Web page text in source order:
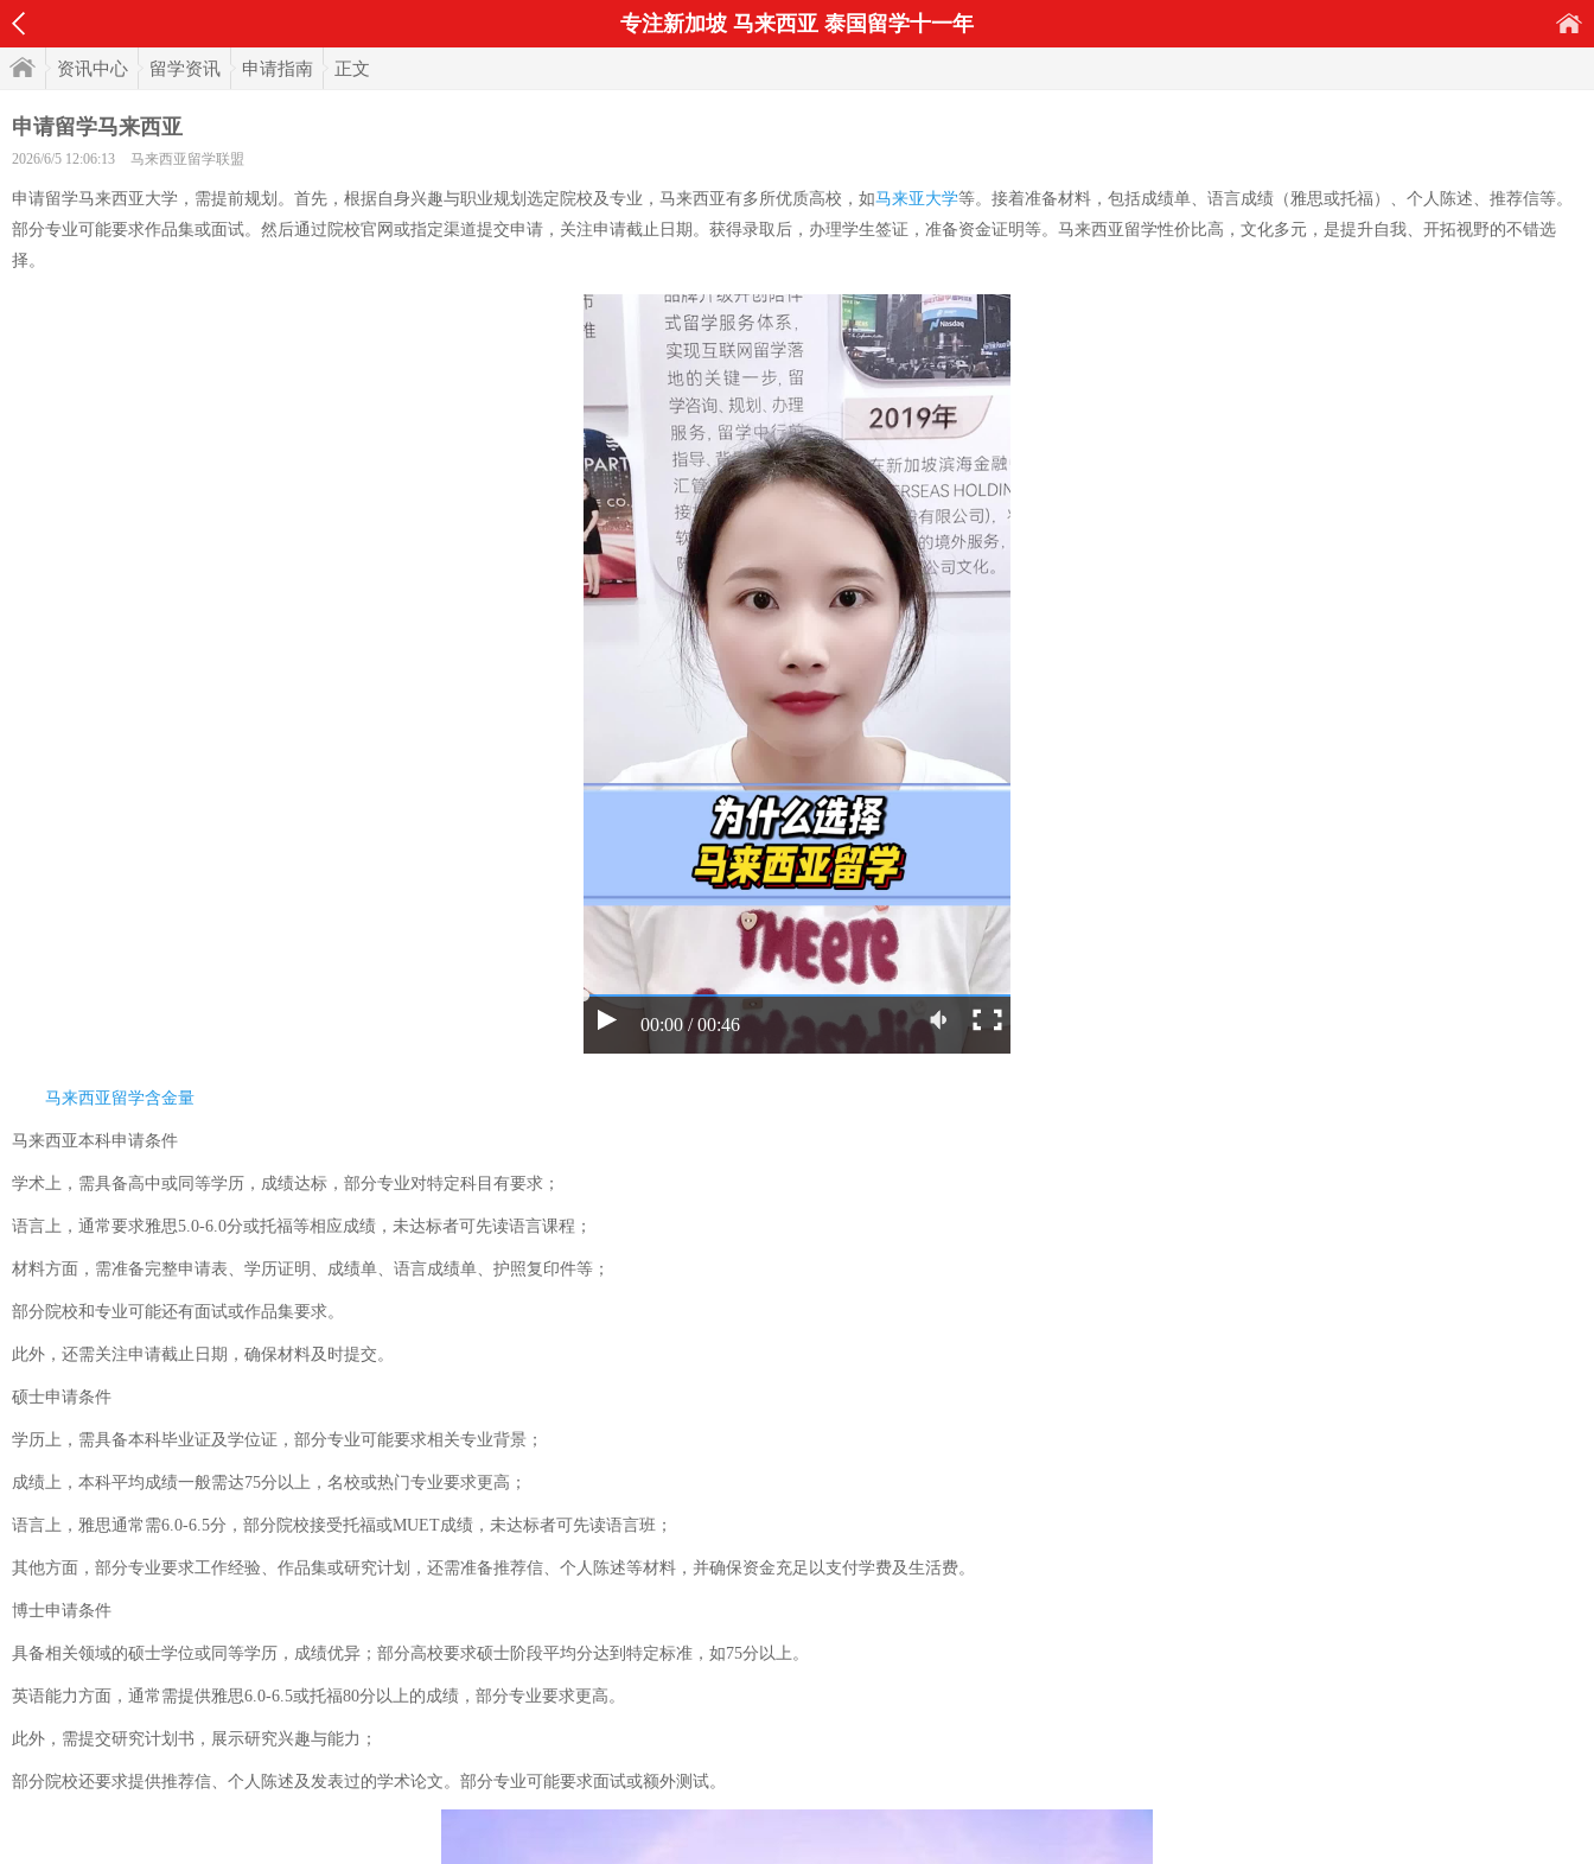
专注新加坡 马来西亚 泰国留学十一年
资讯中心 留学资讯 申请指南 正文
申请留学马来西亚
2026/6/5 12:06:13 马来西亚留学联盟
申请留学马来西亚大学，需提前规划。首先，根据自身兴趣与职业规划选定院校及专业，马来西亚有多所优质高校，如马来亚大学等。接着准备材料，包括成绩单、语言成绩（雅思或托福）、个人陈述、推荐信等。
部分专业可能要求作品集或面试。然后通过院校官网或指定渠道提交申请，关注申请截止日期。获得录取后，办理学生签证，准备资金证明等。马来西亚留学性价比高，文化多元，是提升自我、开拓视野的不错选
择。
00:00 / 00:46
马来西亚留学含金量
马来西亚本科申请条件
学术上，需具备高中或同等学历，成绩达标，部分专业对特定科目有要求；
语言上，通常要求雅思5.0-6.0分或托福等相应成绩，未达标者可先读语言课程；
材料方面，需准备完整申请表、学历证明、成绩单、语言成绩单、护照复印件等；
部分院校和专业可能还有面试或作品集要求。
此外，还需关注申请截止日期，确保材料及时提交。
硕士申请条件
学历上，需具备本科毕业证及学位证，部分专业可能要求相关专业背景；
成绩上，本科平均成绩一般需达75分以上，名校或热门专业要求更高；
语言上，雅思通常需6.0-6.5分，部分院校接受托福或MUET成绩，未达标者可先读语言班；
其他方面，部分专业要求工作经验、作品集或研究计划，还需准备推荐信、个人陈述等材料，并确保资金充足以支付学费及生活费。
博士申请条件
具备相关领域的硕士学位或同等学历，成绩优异；部分高校要求硕士阶段平均分达到特定标准，如75分以上。
英语能力方面，通常需提供雅思6.0-6.5或托福80分以上的成绩，部分专业要求更高。
此外，需提交研究计划书，展示研究兴趣与能力；
部分院校还要求提供推荐信、个人陈述及发表过的学术论文。部分专业可能要求面试或额外测试。